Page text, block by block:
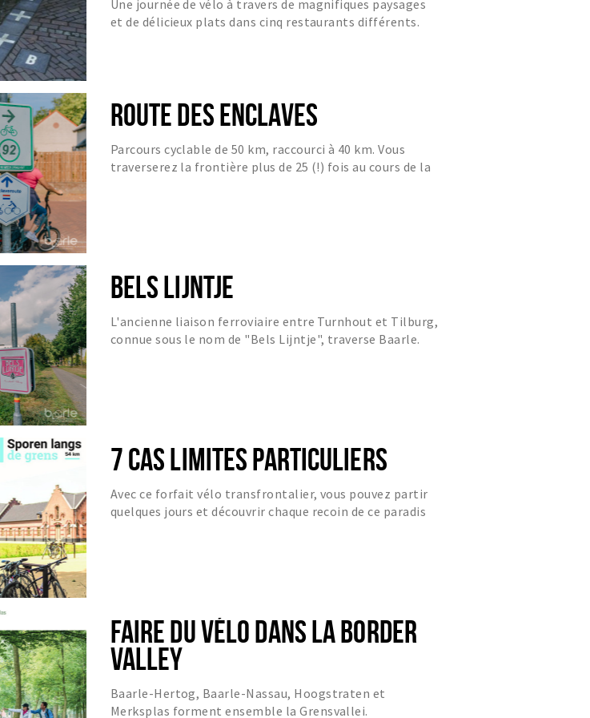
42 KM
Une journée de vélo à travers de magnifiques paysages
et de délicieux plats dans cinq restaurants différents.
ROUTE DES ENCLAVES
Parcours cyclable de 50 km, raccourci à 40 km. Vous
traverserez la frontière plus de 25 (!) fois au cours de la
BELS LIJNTJE
L'ancienne liaison ferroviaire entre Turnhout et Tilburg,
connue sous le nom de "Bels Lijntje", traverse Baarle.
7 CAS LIMITES PARTICULIERS
Avec ce forfait vélo transfrontalier, vous pouvez partir
quelques jours et découvrir chaque recoin de ce paradis
FAIRE DU VÉLO DANS LA BORDER
VALLEY
Baarle-Hertog, Baarle-Nassau, Hoogstraten et
Merksplas forment ensemble la Grensvallei.